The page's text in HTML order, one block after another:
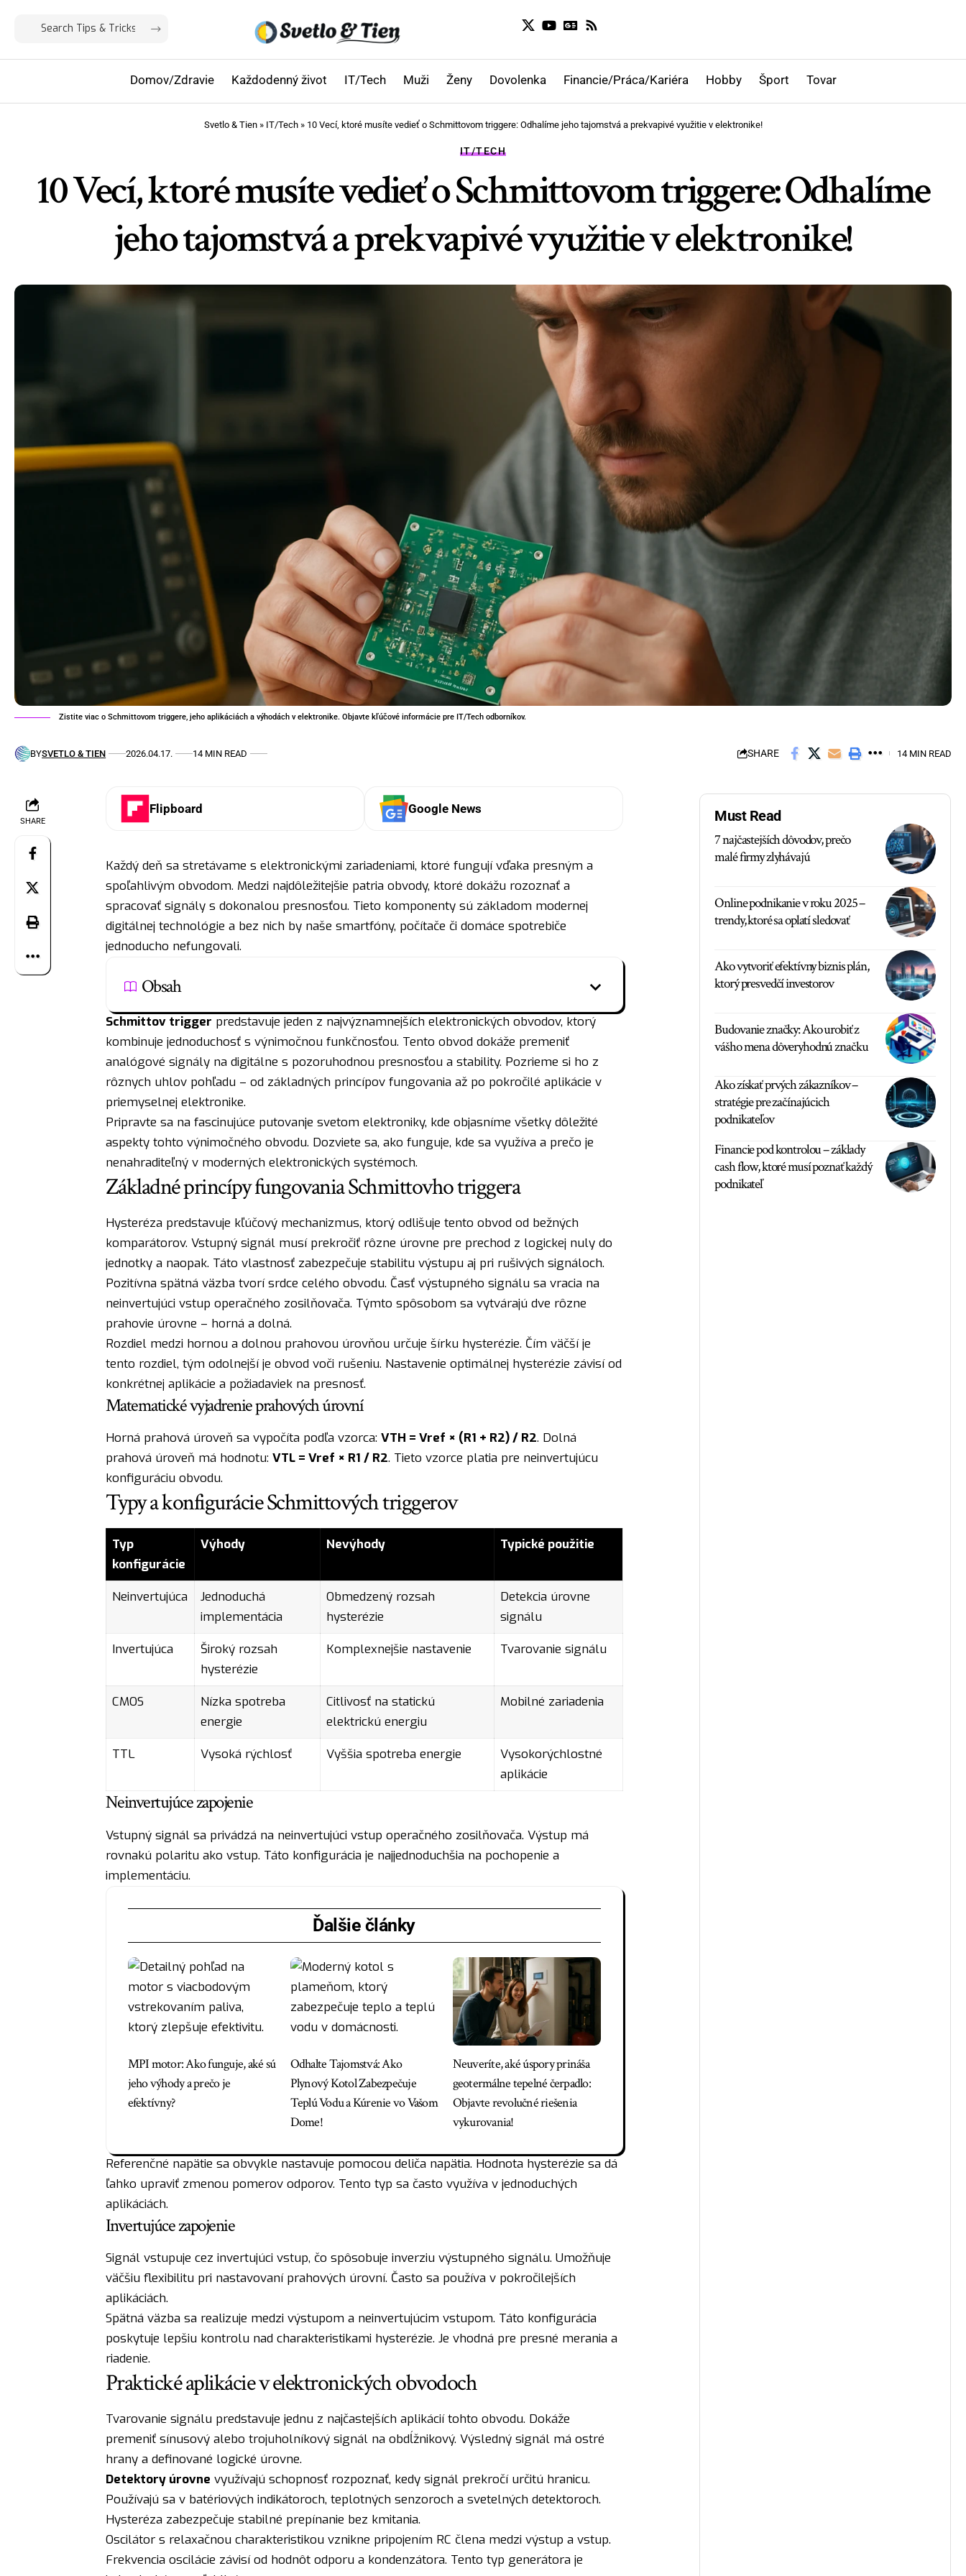
Domov/Zdravie Každodenný život IT/Tech Muži Ženy Dovolenka Financie/Práca/Kariéra Hobby Šport Tovar
Svetlo & Tien» IT/Tech» 10 Vecí, ktoré musíte vedieť o Schmittovom triggere: Odhalíme jeho tajomstvá a prekvapivé využitie v elektronike!
IT/TECH
10 Vecí, ktoré musíte vedieť o Schmittovom triggere: Odhalíme
jeho tajomstvá a prekvapivé využitie v elektronike!
Zistite viac o Schmittovom triggere, jeho aplikáciách a výhodách v elektronike. Objavte kľúčové informácie pre IT/Tech odborníkov.
BYSVETLO & TIEN 2026.04.17. 14 MIN READ SHARE 14 MIN READ
SHARE
Flipboard Google News
Každý deň sa stretávame s elektronickými zariadeniami, ktoré fungují vďaka presným a
spoľahlivým obvodom. Medzi najdôležitejšie patria obvody, ktoré dokážu rozoznať a
spracovať signály s dokonalou presnosťou. Tieto komponenty sú základom modernej
digitálnej technológie a bez nich by naše smartfóny, počítače či domáce spotrebiče
jednoducho nefungovali.
Obsah
Schmittov trigger predstavuje jeden z najvýznamnejších elektronických obvodov, ktorý
kombinuje jednoduchosť s výnimočnou funkčnosťou. Tento obvod dokáže premeniť
analógové signály na digitálne s pozoruhodnou presnosťou a stability. Pozrieme si ho z
rôznych uhlov pohľadu – od základných princípov fungovania až po pokročilé aplikácie v
priemyselnej elektronike.
Pripravte sa na fascinujúce putovanje svetom elektroniky, kde objasníme všetky dôležité
aspekty tohto výnimočného obvodu. Dozviete sa, ako funguje, kde sa využíva a prečo je
nenahraditeľný v moderných elektronických systémoch.
Základné princípy fungovania Schmittovho triggera
Hysteréza predstavuje kľúčový mechanizmus, ktorý odlišuje tento obvod od bežných
komparátorov. Vstupný signál musí prekročiť rôzne úrovne pre prechod z logickej nuly do
jednotky a naopak. Táto vlastnosť zabezpečuje stabilitu výstupu aj pri rušivých signáloch.
Pozitívna spätná väzba tvorí srdce celého obvodu. Časť výstupného signálu sa vracia na
neinvertujúci vstup operačného zosilňovača. Týmto spôsobom sa vytvárajú dve rôzne
prahovie úrovne – horná a dolná.
Rozdiel medzi hornou a dolnou prahovou úrovňou určuje šírku hysterézie. Čím väčší je
tento rozdiel, tým odolnejší je obvod voči rušeniu. Nastavenie optimálnej hysterézie závisí od
konkrétnej aplikácie a požiadaviek na presnosť.
Matematické vyjadrenie prahových úrovní
Horná prahová úroveň sa vypočíta podľa vzorca: VTH = Vref × (R1 + R2) / R2. Dolná
prahová úroveň má hodnotu: VTL = Vref × R1 / R2. Tieto vzorce platia pre neinvertujúcu
konfiguráciu obvodu.
Typy a konfigurácie Schmittových triggerov
Typ
konfigurácie
Výhody Nevýhody Typické použitie
Neinvertujúca
Jednoduchá
implementácia
Obmedzený rozsah
hysterézie
Detekcia úrovne
signálu
Invertujúca
Široký rozsah
hysterézie
Komplexnejšie nastavenie Tvarovanie signálu
CMOS
Nízka spotreba
energie
Citlivosť na statickú
elektrickú energiu
Mobilné zariadenia
TTL Vysoká rýchlosť Vyššia spotreba energie
Vysokorýchlostné
aplikácie
Neinvertujúce zapojenie
Vstupný signál sa privádzá na neinvertujúci vstup operačného zosilňovača. Výstup má
rovnakú polaritu ako vstup. Táto konfigurácia je najjednoduchšia na pochopenie a
implementáciu.
Ďalšie články
MPI motor: Ako funguje, aké sú
jeho výhody a prečo je
efektívny?
Odhalte Tajomstvá: Ako
Plynový Kotol Zabezpečuje
Teplú Vodu a Kúrenie vo Vašom
Dome!
Neuveríte, aké úspory prináša
geotermálne tepelné čerpadlo:
Objavte revolučné riešenia
vykurovania!
Referenčné napätie sa obvykle nastavuje pomocou deliča napätia. Hodnota hysterézie sa dá
ľahko upraviť zmenou pomerov odporov. Tento typ sa často využíva v jednoduchých
aplikáciách.
Invertujúce zapojenie
Signál vstupuje cez invertujúci vstup, čo spôsobuje inverziu výstupného signálu. Umožňuje
väčšiu flexibilitu pri nastavovaní prahových úrovní. Často sa používa v pokročilejších
aplikáciách.
Spätná väzba sa realizuje medzi výstupom a neinvertujúcim vstupom. Táto konfigurácia
poskytuje lepšiu kontrolu nad charakteristikami hysterézie. Je vhodná pre presné merania a
riadenie.
Praktické aplikácie v elektronických obvodoch
Tvarovanie signálu predstavuje jednu z najčastejších aplikácií tohto obvodu. Dokáže
premeniť sínusový alebo trojuholníkový signál na obdĺžnikový. Výsledný signál má ostré
hrany a definované logické úrovne.
Detektory úrovne využívajú schopnosť rozpoznať, kedy signál prekročí určitú hranicu.
Používajú sa v batériových indikátoroch, teplotných senzoroch a svetelných detektoroch.
Hysteréza zabezpečuje stabilné prepínanie bez kmitania.
Oscilátor s relaxačnou charakteristikou vznikne pripojením RC člena medzi výstup a vstup.
Frekvencia oscilácie závisí od hodnôt odporu a kondenzátora. Tento typ generátora je
Must Read
7 najčastejších dôvodov, prečo
malé firmy zlyhávajú
Online podnikanie v roku 2025 –
trendy, ktoré sa oplatí sledovať
Ako vytvoriť efektívny biznis plán,
ktorý presvedčí investorov
Budovanie značky: Ako urobiť z
vášho mena dôveryhodnú značku
Ako získať prvých zákazníkov –
stratégie pre začínajúcich
podnikateľov
Financie pod kontrolou – základy
cash flow, ktoré musí poznať každý
podnikateľ